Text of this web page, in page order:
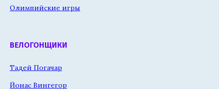
Олимпийские игры
ВЕЛОГОНЩИКИ
Тадей Погачар
Йонас Вингегор